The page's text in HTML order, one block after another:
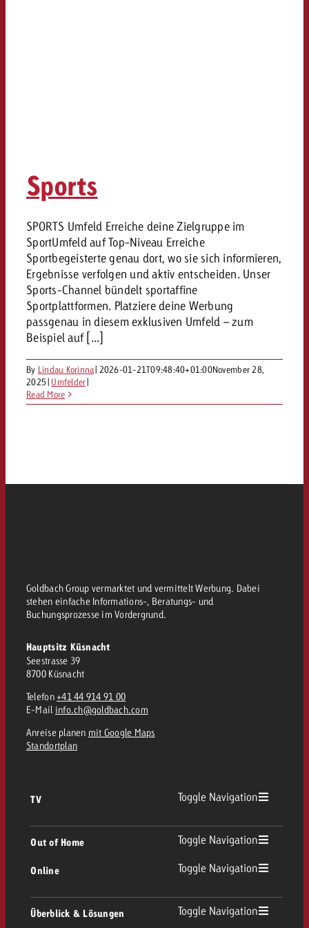
Sports
SPORTS Umfeld Erreiche deine Zielgruppe im
SportUmfeld auf Top-Niveau Erreiche
Sportbegeisterte genau dort, wo sie sich informieren,
Ergebnisse verfolgen und aktiv entscheiden. Unser
Sports-Channel bündelt sportaffine
Sportplattformen. Platziere deine Werbung
passgenau in diesem exklusiven Umfeld – zum
Beispiel auf [...]
By Lindau Korinna| 2026-01-21T09:48:40+01:00November 28,
2025| Umfelder|
Read More
Goldbach Group vermarktet und vermittelt Werbung. Dabei
stehen einfache Informations-, Beratungs- und
Buchungsprozesse im Vordergrund.
Hauptsitz Küsnacht
Seestrasse 39
8700 Küsnacht
Telefon +41 44 914 91 00
E-Mail info.ch@goldbach.com
Anreise planen mit Google Maps
Standortplan
TV Toggle Navigation
Out of Home Toggle Navigation
Out of Home Übersicht
Plakatwerbung
Online Toggle Navigation
Überblick & Lösungen Toggle Navigation